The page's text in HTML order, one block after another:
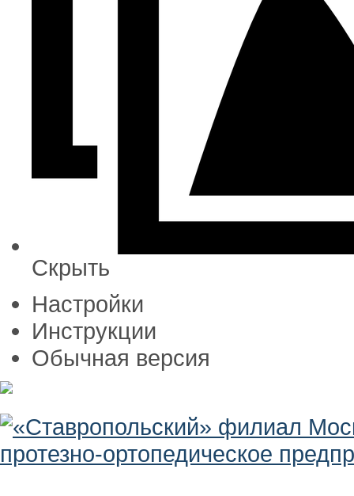
Скрыть
Настройки
Инструкции
Обычная версия